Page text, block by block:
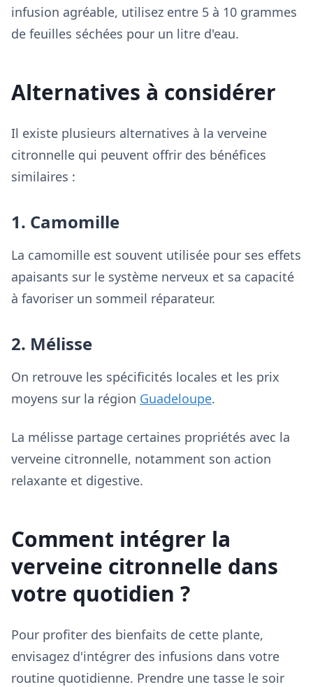
infusion agréable, utilisez entre 5 à 10 grammes
de feuilles séchées pour un litre d'eau.
Alternatives à considérer
Il existe plusieurs alternatives à la verveine
citronnelle qui peuvent offrir des bénéfices
similaires :
1. Camomille
La camomille est souvent utilisée pour ses effets
apaisants sur le système nerveux et sa capacité
à favoriser un sommeil réparateur.
2. Mélisse
On retrouve les spécificités locales et les prix
moyens sur la région Guadeloupe.
La mélisse partage certaines propriétés avec la
verveine citronnelle, notamment son action
relaxante et digestive.
Comment intégrer la
verveine citronnelle dans
votre quotidien ?
Pour profiter des bienfaits de cette plante,
envisagez d'intégrer des infusions dans votre
routine quotidienne. Prendre une tasse le soir